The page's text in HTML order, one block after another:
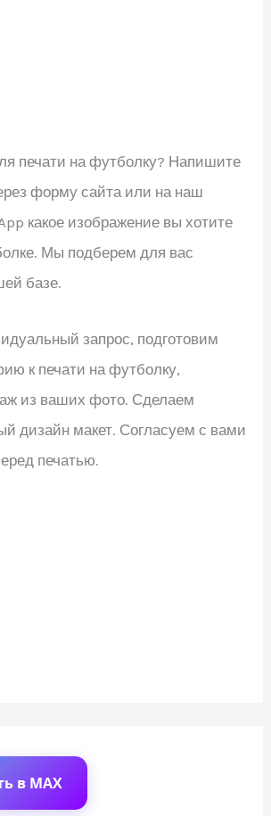
печати на футболку? Напишите
форму сайта или на наш
какое изображение вы хотите
Мы подберем для вас
базе.
запрос, подготовим
к печати на футболку,
из ваших фото. Сделаем
дизайн макет. Согласуем с вами
печатью.
в MAX